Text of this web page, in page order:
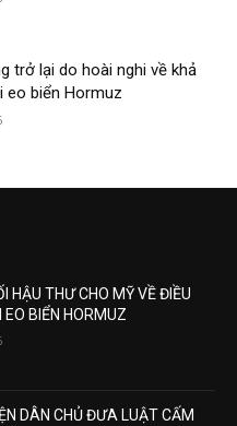
trở lại do hoài nghi về khả
eo biển Hormuz
HẬU THƯ CHO MỸ VỀ ĐIỀU
EO BIỂN HORMUZ
DÂN CHỦ ĐƯA LUẬT CẤM